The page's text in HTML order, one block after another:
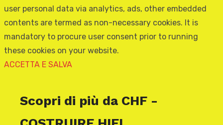
user personal data via analytics, ads, other embedded
contents are termed as non-necessary cookies. It is
mandatory to procure user consent prior to running
these cookies on your website.
ACCETTA E SALVA
Scopri di più da CHF -